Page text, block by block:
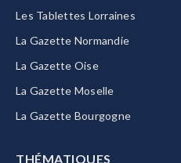
Les Tablettes Lorraines
La Gazette Normandie
La Gazette Oise
La Gazette Moselle
La Gazette Bourgogne
THÉMATIQUES